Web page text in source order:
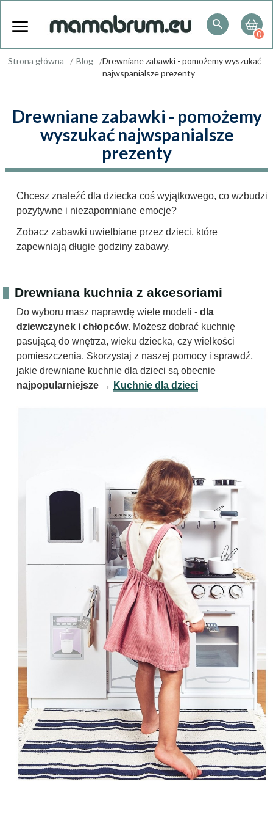
0
Strona główna Blog
Drewniane zabawki - pomożemy wyszukać
najwspanialsze prezenty
Drewniane zabawki - pomożemy
wyszukać najwspanialsze
prezenty
Chcesz znaleźć dla dziecka coś wyjątkowego, co wzbudzi
pozytywne i niezapomniane emocje?
Zobacz zabawki uwielbiane przez dzieci, które
zapewniają długie godziny zabawy.
Drewniana kuchnia z akcesoriami
Do wyboru masz naprawdę wiele modeli - dla
dziewczynek i chłopców. Możesz dobrać kuchnię
pasującą do wnętrza, wieku dziecka, czy wielkości
pomieszczenia. Skorzystaj z naszej pomocy i sprawdź,
jakie drewniane kuchnie dla dzieci są obecnie
najpopularniejsze → Kuchnie dla dzieci